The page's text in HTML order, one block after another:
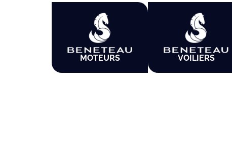
MOTEURS VOILIERS